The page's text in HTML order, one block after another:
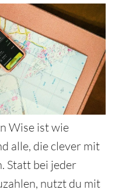
Wise ist wie
alle, die clever mit
Statt bei jeder
nutzt du mit